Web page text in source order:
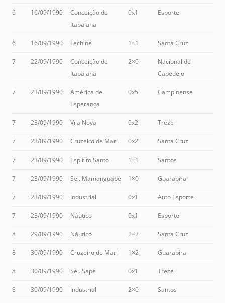
6 16/09/1990
Conceição de
Itabaiana
0x1 Esporte
6 16/09/1990 Fechine 1×1 Santa Cruz
7 22/09/1990
Conceição de
Itabaiana
2×0
Nacional de
Cabedelo
7 23/09/1990
América de
Esperança
0x5 Campinense
7 23/09/1990 Vila Nova 0x2 Treze
7 23/09/1990 Cruzeiro de Mari 0x2 Santa Cruz
7 23/09/1990 Espírito Santo 1×1 Santos
7 23/09/1990 Sel. Mamanguape 1×0 Guarabira
7 23/09/1990 Industrial 0x1 Auto Esporte
7 23/09/1990 Náutico 0x1 Esporte
8 29/09/1990 Náutico 2×2 Santa Cruz
8 30/09/1990 Cruzeiro de Mari 1×2 Guarabira
8 30/09/1990 Sel. Sapé 0x1 Treze
8 30/09/1990 Industrial 2×0 Santos